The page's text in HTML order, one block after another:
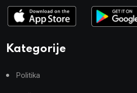
Kategorije
Politika